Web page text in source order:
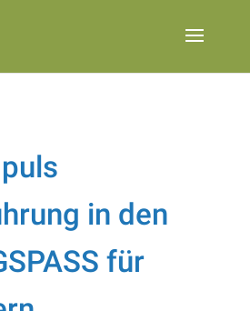
in den
für